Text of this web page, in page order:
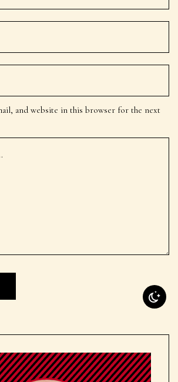
and website in this browser for the next